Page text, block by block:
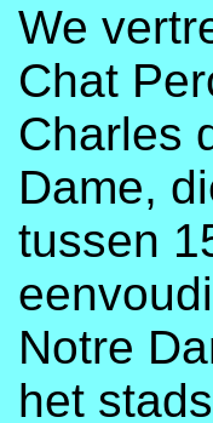
We
Chat
Charles
Dame,
tussen
Notre
het